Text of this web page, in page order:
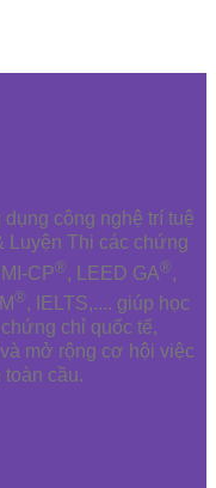
công nghệ trí tuệ
Luyện Thi các chứng
CP®, LEED GA®,
®, IELTS,.... giúp học
chỉ quốc tế,
mở rộng cơ hội việc
toàn cầu.